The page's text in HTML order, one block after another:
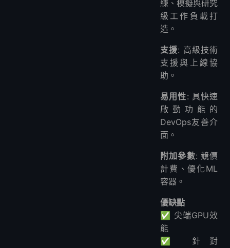
練、模擬與研究
級工作負載打
造。
支援: 高級技術
支援與上線協
助。
易用性: 具快速
啟動功能的
DevOps友善介
面。
附加參數: 競價
計費、優化ML
容器。
優缺點
✅ 尖端GPU效
能
✅ 針對